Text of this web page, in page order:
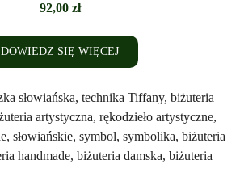
92,00 zł
DOWIEDZ SIĘ WIĘCEJ